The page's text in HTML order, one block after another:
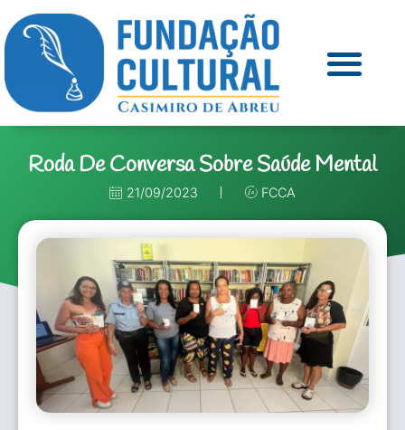
Roda De Conversa Sobre Saúde Mental
21/09/2023 FCCA